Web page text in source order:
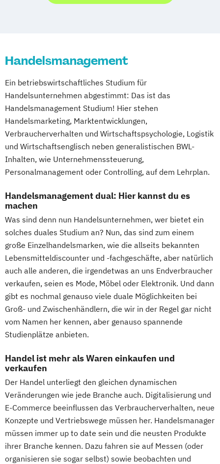
Handelsmanagement
Ein betriebswirtschaftliches Studium für
Handelsunternehmen abgestimmt: Das ist das
Handelsmanagement Studium! Hier stehen
Handelsmarketing, Marktentwicklungen,
Verbraucherverhalten und Wirtschaftspsychologie, Logistik
und Wirtschaftsenglisch neben generalistischen BWL-
Inhalten, wie Unternehmenssteuerung,
Personalmanagement oder Controlling, auf dem Lehrplan.
Handelsmanagement dual: Hier kannst du es
machen
Was sind denn nun Handelsunternehmen, wer bietet ein
solches duales Studium an? Nun, das sind zum einem
große Einzelhandelsmarken, wie die allseits bekannten
Lebensmitteldiscounter und -fachgeschäfte, aber natürlich
auch alle anderen, die irgendetwas an uns Endverbraucher
verkaufen, seien es Mode, Möbel oder Elektronik. Und dann
gibt es nochmal genauso viele duale Möglichkeiten bei
Groß- und Zwischenhändlern, die wir in der Regel gar nicht
vom Namen her kennen, aber genauso spannende
Studienplätze anbieten.
Handel ist mehr als Waren einkaufen und
verkaufen
Der Handel unterliegt den gleichen dynamischen
Veränderungen wie jede Branche auch. Digitalisierung und
E-Commerce beeinflussen das Verbraucherverhalten, neue
Konzepte und Vertriebswege müssen her. Handelsmanager
müssen immer up to date sein und die neusten Produkte
ihrer Branche kennen. Dazu fahren sie auf Messen (oder
organisieren sie sogar selbst) sowie beobachten und